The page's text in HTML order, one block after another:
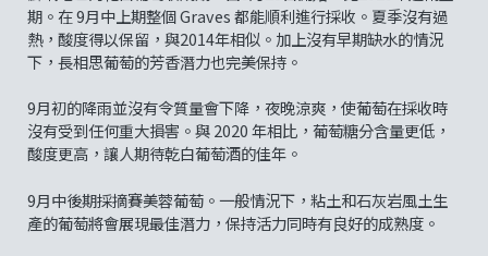
期。在 9月中上期整個 Graves 都能順利進行採收。夏季沒有過
熱，酸度得以保留，與2014年相似。加上沒有早期缺水的情況
下，長相思葡萄的芳香潛力也完美保持。
9月初的降雨並沒有令質量會下降，夜晚涼爽，使葡萄在採收時
沒有受到任何重大損害。與 2020 年相比，葡萄糖分含量更低，
酸度更高，讓人期待乾白葡萄酒的佳年。
9月中後期採摘賽美蓉葡萄。一般情況下，粘土和石灰岩風土生
產的葡萄將會展現最佳潛力，保持活力同時有良好的成熟度。